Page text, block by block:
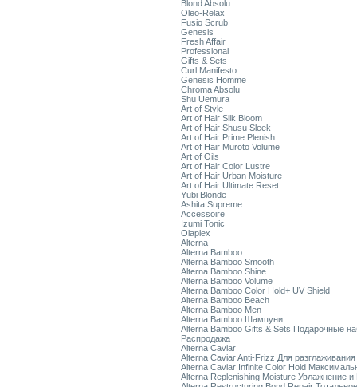
Blond Absolu
Oleo-Relax
Fusio Scrub
Genesis
Fresh Affair
Professional
Gifts & Sets
Curl Manifesto
Genesis Homme
Chroma Absolu
Shu Uemura
Art of Style
Art of Hair Silk Bloom
Art of Hair Shusu Sleek
Art of Hair Prime Plenish
Art of Hair Muroto Volume
Art of Oils
Art of Hair Color Lustre
Art of Hair Urban Moisture
Art of Hair Ultimate Reset
Yūbi Blonde
Ashita Supreme
Accessoire
Izumi Tonic
Olaplex
Alterna
Alterna Bamboo
Alterna Bamboo Smooth
Alterna Bamboo Shine
Alterna Bamboo Volume
Alterna Bamboo Color Hold+ UV Shield
Alterna Bamboo Beach
Alterna Bamboo Men
Alterna Bamboo Шампуни
Alterna Bamboo Gifts & Sets Подарочные
Распродажа
Alterna Caviar
Alterna Caviar Anti-Frizz Для
Alterna Caviar Infinite Color Hold
Alterna Replenishing Moisture Увлажнение и